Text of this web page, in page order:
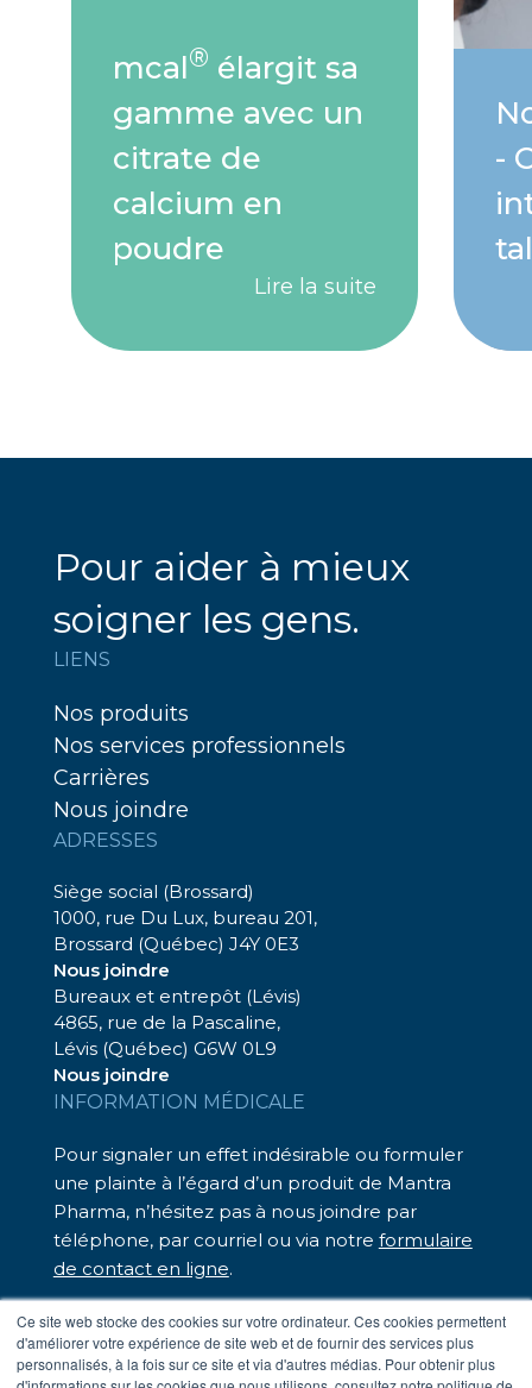
Ce site web stocke des cookies sur votre ordinateur. Ces cookies permettent
d'améliorer votre expérience de site web et de fournir des services plus
personnalisés, à la fois sur ce site et via d'autres médias. Pour obtenir plus
mcal® élargit sa
gamme avec un
citrate de
calcium en
poudre
Lire la suite
-
Pour aider à mieux
soigner les gens.
LIENS
Nos produits
Nos services professionnels
Carrières
Nous joindre
ADRESSES
Siège social (Brossard)
1000, rue Du Lux, bureau 201,
Brossard (Québec) J4Y 0E3
Nous joindre
Bureaux et entrepôt (Lévis)
4865, rue de la Pascaline,
Lévis (Québec) G6W 0L9
Nous joindre
INFORMATION MÉDICALE
Pour signaler un effet indésirable ou formuler
une plainte à l’égard d’un produit de Mantra
Pharma, n’hésitez pas à nous joindre par
téléphone, par courriel ou via notre formulaire
de contact en ligne.
Nous sommes là pour vous assister.
– Téléphone sans frais : 1 833 248-7326
– Par courriel :medinfo@mantrapharma.ca